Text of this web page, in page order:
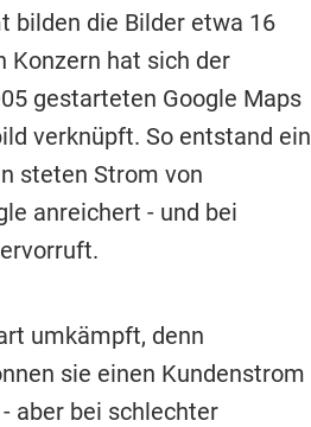
bilden die Bilder etwa 16
Konzern hat sich der
gestarteten Google Maps
verknüpft. So entstand ein
steten Strom von
anreichert - und bei
umkämpft, denn
sie einen Kundenstrom
aber bei schlechter